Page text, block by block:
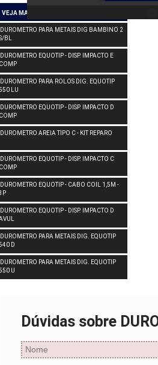
VEJA MAIS DUROMETRO
DUROMETRO PARA METAIS DIG BAMBINO 2
BL
DUROMETRO EQUOTIP - DISP. IMPACTO E
COMP
DUROMETRO PARA ROLOS DIG. EQUOTIP
LU
DUROMETRO EQUOTIP - DISP. IMPACTO D
COMP
DUROMETRO AREIA TIPO C - KIT REPARO
DUROMETRO EQUOTIP - DISP. IMPACTO C
COMP
DUROMETRO EQUOTIP - CABO COIL 1,5M -
DUROMETRO EQUOTIP - DISP. IMPACTO D
DUROMETRO PARA METAIS DIG. EQUOTIP
D
DUROMETRO PARA METAIS DIG. EQUOTIP
U
Dúvidas sobre